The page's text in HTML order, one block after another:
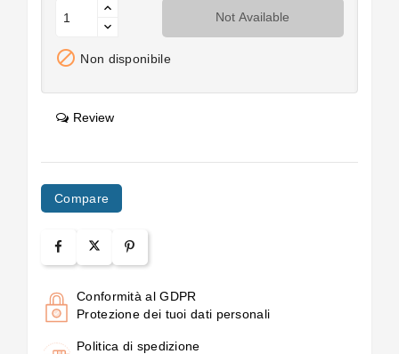
Not Available
 Non disponibile
Review
Compare
Conformità al GDPR
Protezione dei tuoi dati personali
Politica di spedizione